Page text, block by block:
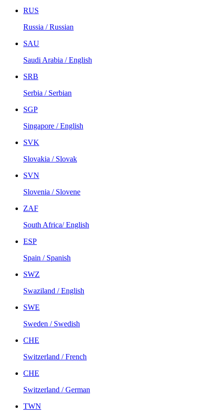
RUS
Russia / Russian
SAU
Saudi Arabia / English
SRB
Serbia / Serbian
SGP
Singapore / English
SVK
Slovakia / Slovak
SVN
Slovenia / Slovene
ZAF
South Africa/ English
ESP
Spain / Spanish
SWZ
Swaziland / English
SWE
Sweden / Swedish
CHE
Switzerland / French
CHE
Switzerland / German
TWN